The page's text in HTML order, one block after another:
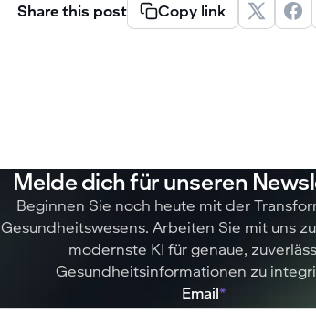
Share this post Copy link
Melde dich für unseren
Beginnen Sie noch heute mit der
Gesundheitswesens. Arbeiten Sie mit uns
modernste KI für genaue,
Gesundheitsinformationen zu
Email*